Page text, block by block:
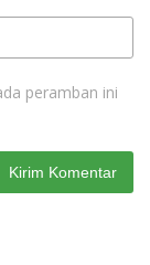
peramban ini